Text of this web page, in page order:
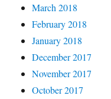
March 2018
February 2018
January 2018
December 2017
November 2017
October 2017